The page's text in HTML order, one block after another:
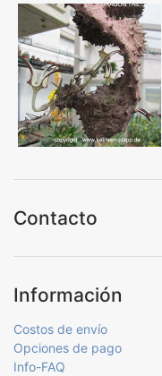
Contacto
Información
Costos de envío
Opciones de pago
Info-FAQ